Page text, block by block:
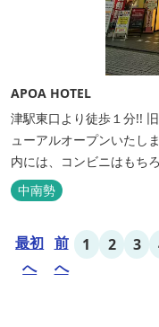
APOA HOTEL
津駅東口より徒歩１分!!
ューアルオープンいた
内には、コンビニはもち
いろいろなジャンルが楽
理“舞の華” 居酒屋“風の
中南勢
最初
へ
前
へ
1 2 3